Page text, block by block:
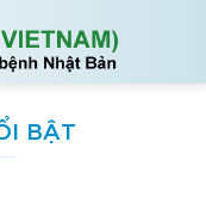
BẬT